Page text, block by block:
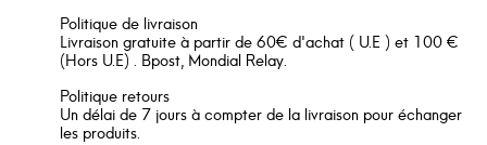
Politique de livraison
Livraison gratuite à partir de 60€ d'achat ( U.E ) et 100 €
(Hors U.E) . Bpost, Mondial Relay.
Politique retours
Un délai de 7 jours à compter de la livraison pour échanger
les produits.